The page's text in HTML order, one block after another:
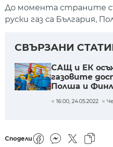
До момента страните
руски газ са България,
СВЪРЗАНИ
САЩ и ЕК
газовите
Полша и
16:00, 24.05.2022
Сподели